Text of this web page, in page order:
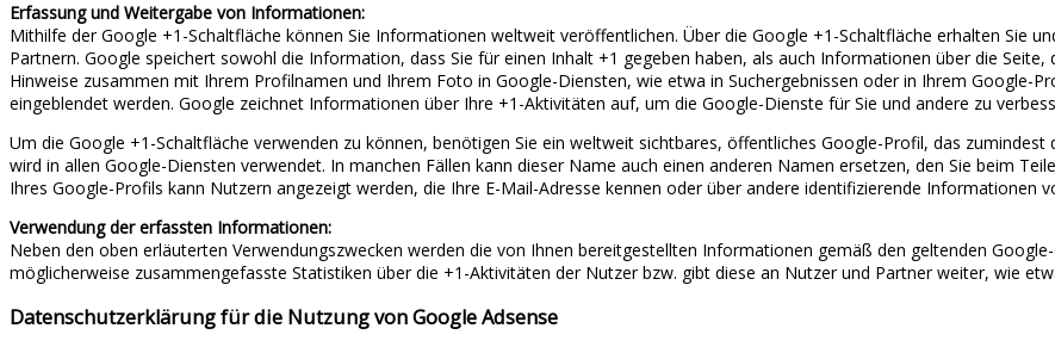
Erfassung und Weitergabe von Informationen:
Mithilfe der Google +1-Schaltfläche können Sie Informationen weltweit veröffentlichen. Über die Google +1-Schaltfläche erhalten Sie
Partnern. Google speichert sowohl die Information, dass Sie für einen Inhalt +1 gegeben haben, als auch Informationen über die
Hinweise zusammen mit Ihrem Profilnamen und Ihrem Foto in Google-Diensten, wie etwa in Suchergebnissen oder in Ihrem Google-
eingeblendet werden. Google zeichnet Informationen über Ihre +1-Aktivitäten auf, um die Google-Dienste für Sie und andere zu
Um die Google +1-Schaltfläche verwenden zu können, benötigen Sie ein weltweit sichtbares, öffentliches Google-Profil, das
wird in allen Google-Diensten verwendet. In manchen Fällen kann dieser Name auch einen anderen Namen ersetzen, den Sie beim
Ihres Google-Profils kann Nutzern angezeigt werden, die Ihre E-Mail-Adresse kennen oder über andere identifizierende Informationen
Verwendung der erfassten Informationen:
Neben den oben erläuterten Verwendungszwecken werden die von Ihnen bereitgestellten Informationen gemäß den geltenden
möglicherweise zusammengefasste Statistiken über die +1-Aktivitäten der Nutzer bzw. gibt diese an Nutzer und Partner weiter, wie
Datenschutzerklärung für die Nutzung von Google Adsense